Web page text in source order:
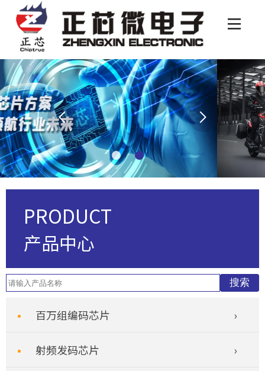
PRODUCT
产品中心
百万组编码芯片
射频发码芯片